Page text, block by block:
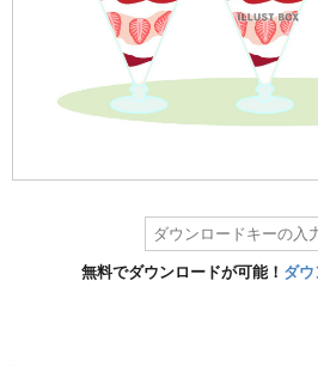
無料でダウンロードが可能！ ダ